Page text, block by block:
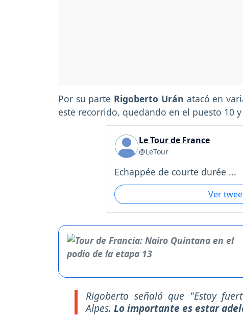
Por su parte Rigoberto Urán atacó en
este recorrido, quedando en el puesto 10
Le Tour de France
@LeTour
Echappée de courte durée ...
Ver
Rigoberto señaló que "Estoy
Alpes. Lo importante es estar